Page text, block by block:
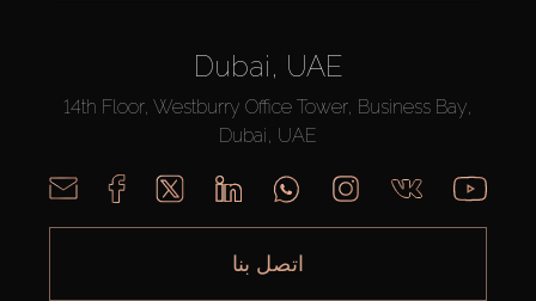
Dubai, UAE
14th Floor, Westburry Office Tower, Business Bay,
Dubai, UAE
اتصل بنا